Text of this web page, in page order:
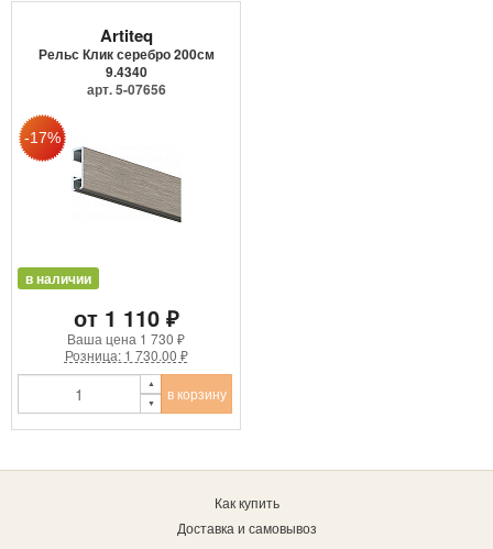
Artiteq
Рельс Клик серебро 200см
9.4340
арт. 5-07656
в наличии
от 1 110 ₽
Ваша цена 1 730 ₽
Розница: 1 730.00 ₽
в корзину
Как купить
Доставка и самовывоз